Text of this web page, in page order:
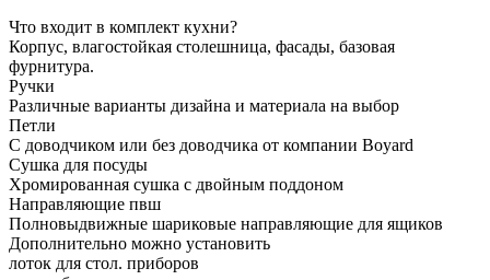
Что входит в комплект кухни?
Корпус, влагостойкая столешница, фасады, базовая
фурнитура.
Ручки
Различные варианты дизайна и материала на выбор
Петли
С доводчиком или без доводчика от компании Boyard
Сушка для посуды
Хромированная сушка с двойным поддоном
Направляющие пвш
Полновыдвижные шариковые направляющие для ящиков
Дополнительно можно установить
лоток для стол. приборов